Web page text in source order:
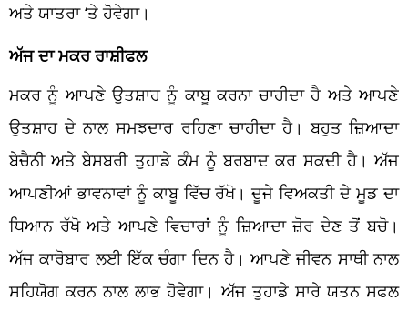
ਅਤੇ ਯਾਤਰਾ ‘ਤੇ ਹੋਵੇਗਾ।
ਅੱਜ ਦਾ ਮਕਰ ਰਾਸ਼ੀਫਲ
ਮਕਰ ਨੂੰ ਆਪਣੇ ਉਤਸ਼ਾਹ ਨੂੰ ਕਾਬੂ ਕਰਨਾ ਚਾਹੀਦਾ ਹੈ ਅਤੇ ਆਪਣੇ
ਉਤਸ਼ਾਹ ਦੇ ਨਾਲ ਸਮਝਦਾਰ ਰਹਿਣਾ ਚਾਹੀਦਾ ਹੈ। ਬਹੁਤ ਜ਼ਿਆਦਾ
ਬੇਚੈਨੀ ਅਤੇ ਬੇਸਬਰੀ ਤੁਹਾਡੇ ਕੰਮ ਨੂੰ ਬਰਬਾਦ ਕਰ ਸਕਦੀ ਹੈ। ਅੱਜ
ਆਪਣੀਆਂ ਭਾਵਨਾਵਾਂ ਨੂੰ ਕਾਬੂ ਵਿੱਚ ਰੱਖੋ। ਦੂਜੇ ਵਿਅਕਤੀ ਦੇ ਮੂਡ ਦਾ
ਧਿਆਨ ਰੱਖੋ ਅਤੇ ਆਪਣੇ ਵਿਚਾਰਾਂ ਨੂੰ ਜ਼ਿਆਦਾ ਜ਼ੋਰ ਦੇਣ ਤੋਂ ਬਚੋ।
ਅੱਜ ਕਾਰੋਬਾਰ ਲਈ ਇੱਕ ਚੰਗਾ ਦਿਨ ਹੈ। ਆਪਣੇ ਜੀਵਨ ਸਾਥੀ ਨਾਲ
ਸਹਿਯੋਗ ਕਰਨ ਨਾਲ ਲਾਭ ਹੋਵੇਗਾ। ਅੱਜ ਤੁਹਾਡੇ ਸਾਰੇ ਯਤਨ ਸਫਲ